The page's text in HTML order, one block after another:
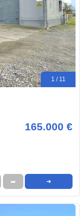
1 / 11
165.000 €
➦ ➜